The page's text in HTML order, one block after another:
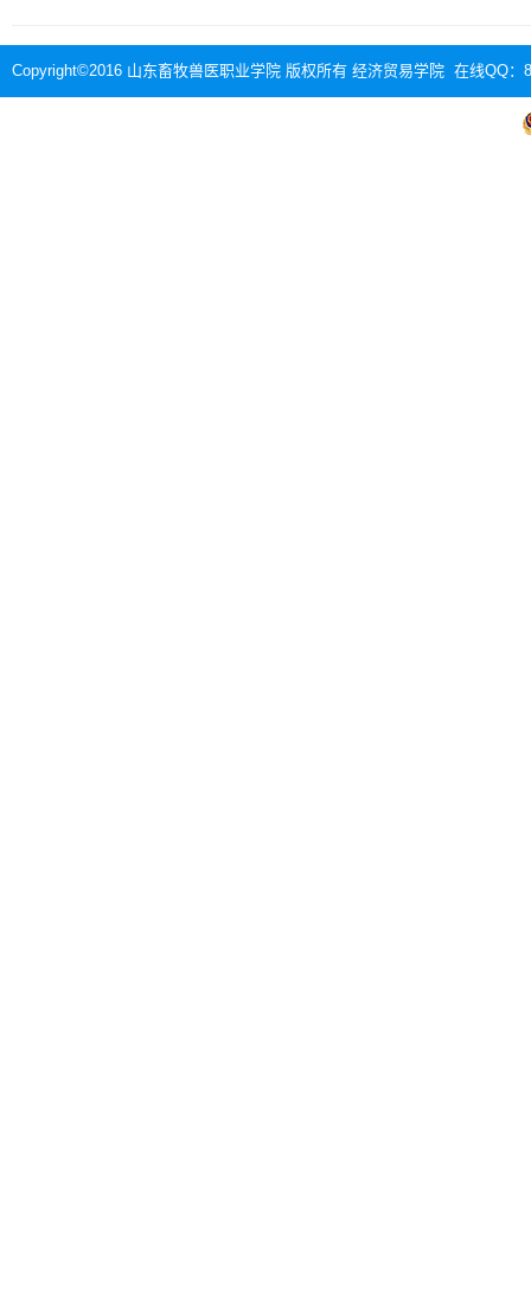
Copyright©2016 山东畜牧兽医职业学院 版权所有 经济贸易学院 在线QQ：